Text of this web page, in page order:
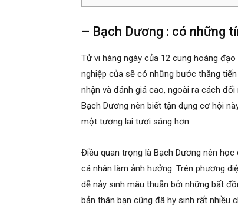
– Bạch Dương : có những
Tử vi hàng ngày của 12 cung hoàng
nghiệp của sẽ có những bước thăng
nhận và đánh giá cao, ngoài ra cách
Bạch Dương nên biết tận dụng cơ hội
một tương lai tươi sáng hơn.
Điều quan trọng là Bạch Dương nên
cá nhân làm ảnh hưởng. Trên phương
dễ nảy sinh mâu thuẫn bởi những bất
bản thân bạn cũng đã hy sinh rất nhiều